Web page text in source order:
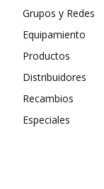
Grupos y Redes
Equipamiento
Productos
Distribuidores
Recambios
Especiales